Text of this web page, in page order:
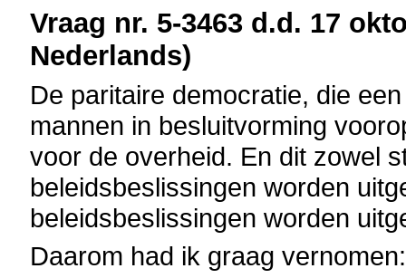
Vraag nr. 5-3463 d.d. 17
Nederlands)
De paritaire democratie, die
mannen in besluitvorming
voor de overheid. En dit zowel
beleidsbeslissingen worden
beleidsbeslissingen worden
Daarom had ik graag vernomen: